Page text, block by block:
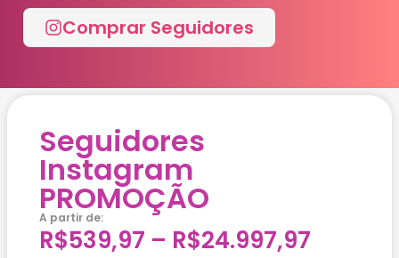
Comprar Seguidores
Seguidores
Instagram
PROMOÇÃO
A partir de:
R$539,97 – R$24.997,97